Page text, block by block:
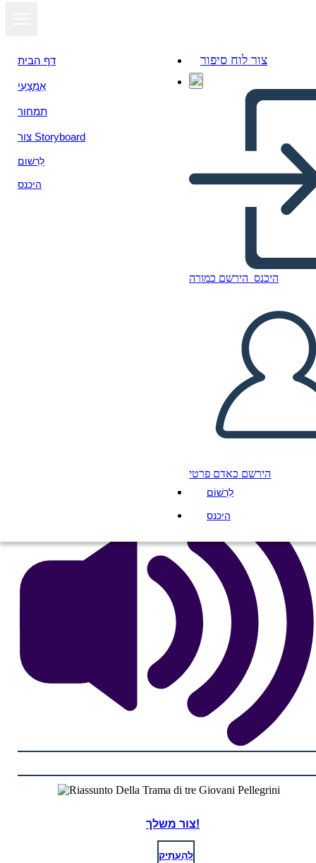
דף הבית
אֶמְצָעִי
תמחור
צור Storyboard
לִרְשׁוֹם
היכנס
צור לוח סיפור
היכנס הירשם כמורה
הירשם כאדם פרטי
לִרְשׁוֹם
היכנס
Riassunto Della Trama di tre
Giovani Pellegrini
צור משלך!
לְהַעְתִיק